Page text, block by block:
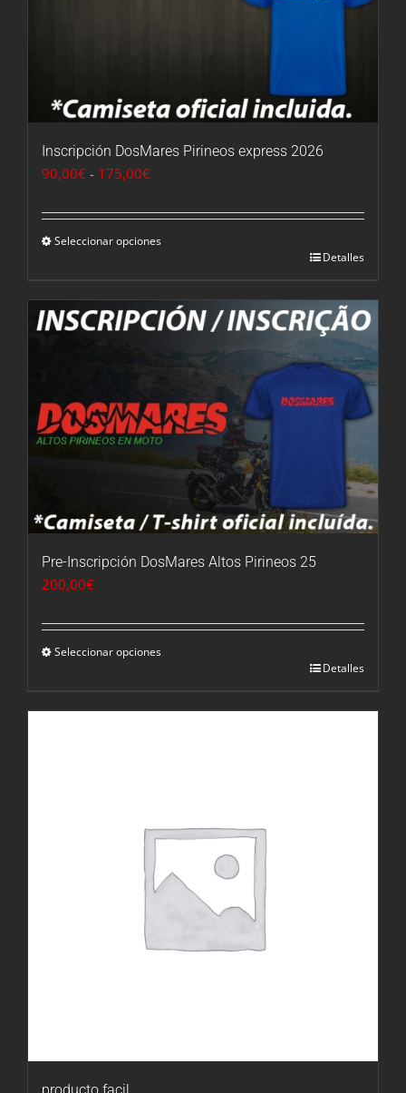
Inscripción DosMares Pirineos express 2026
90,00€ - 175,00€
precios:
desde
175,00€
Seleccionar opciones
Detalles
Pre-Inscripción DosMares Altos Pirineos 25
200,00€
Seleccionar opciones
Detalles